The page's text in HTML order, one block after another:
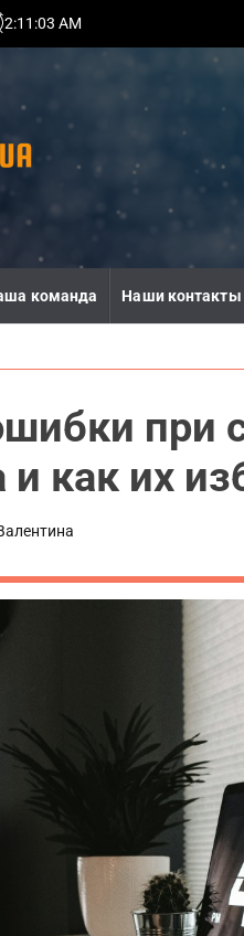
2:11 :05 AM
команда Наши контакты
при
и как их